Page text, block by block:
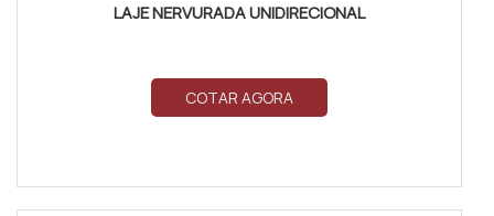
LAJE NERVURADA UNIDIRECIONAL
COTAR AGORA